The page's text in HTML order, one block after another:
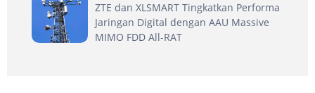
ZTE dan XLSMART Tingkatkan Performa
Jaringan Digital dengan AAU Massive
MIMO FDD All-RAT